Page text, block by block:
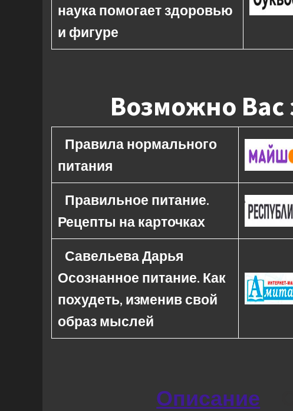
наука помогает здоровью
и фигуре
Возможно Вас
Правила нормального
питания
Правильное питание.
Рецепты на карточках
Савельева Дарья
Осознанное питание. Как
похудеть, изменив свой
образ мыслей
Описание